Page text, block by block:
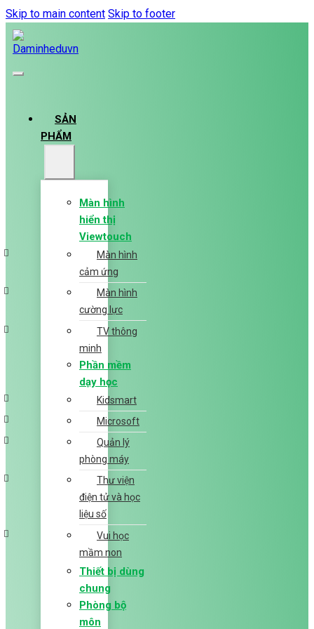
Skip to main content Skip to footer
SẢN
PHẨM
Màn hình
hiển thị
Viewtouch
Màn hình
cảm ứng
Màn hình
cường lực
TV thông
minh
Phần mềm
dạy học
Kidsmart
Microsoft
Quản lý
phòng máy
Thư viện
điện tử và học
liệu số
Vui học
mầm non
Thiết bị dùng
chung
Phòng bộ
môn